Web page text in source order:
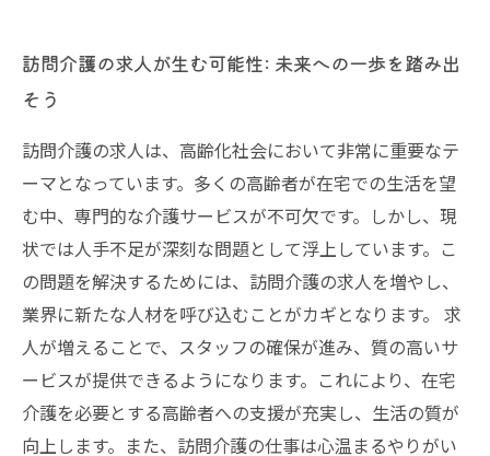
訪問介護の求人が生む可能性: 未来への一歩を踏み出
そう
訪問介護の求人は、高齢化社会において非常に重要なテ
ーマとなっています。多くの高齢者が在宅での生活を望
む中、専門的な介護サービスが不可欠です。しかし、現
状では人手不足が深刻な問題として浮上しています。こ
の問題を解決するためには、訪問介護の求人を増やし、
業界に新たな人材を呼び込むことがカギとなります。 求
人が増えることで、スタッフの確保が進み、質の高いサ
ービスが提供できるようになります。これにより、在宅
介護を必要とする高齢者への支援が充実し、生活の質が
向上します。また、訪問介護の仕事は心温まるやりがい